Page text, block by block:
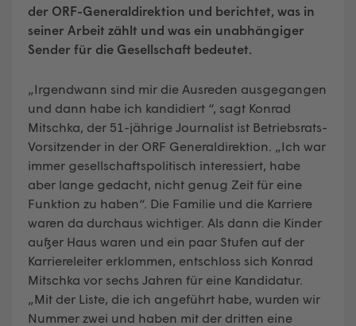
der ORF-Generaldirektion und berichtet, was in
seiner Arbeit zählt und was ein unabhängiger
Sender für die Gesellschaft bedeutet.
„Irgendwann sind mir die Ausreden ausgegangen
und dann habe ich kandidiert “, sagt Konrad
Mitschka, der 51-jährige Journalist ist Betriebsrats-
Vorsitzender in der ORF Generaldirektion. „Ich war
immer gesellschaftspolitisch interessiert, habe
aber lange gedacht, nicht genug Zeit für eine
Funktion zu haben“. Die Familie und die Karriere
waren da durchaus wichtiger. Als dann die Kinder
außer Haus waren und ein paar Stufen auf der
Karriereleiter erklommen, entschloss sich Konrad
Mitschka vor sechs Jahren für eine Kandidatur.
„Mit der Liste, die ich angeführt habe, wurden wir
Nummer zwei und haben mit der dritten eine